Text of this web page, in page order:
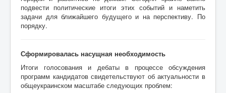
подвести политические итоги этих событий и наметить
задачи для ближайшего будущего и на перспективу. По
порядку.
Сформировалась насущная необходимость
Итоги голосования и дебаты в процессе обсуждения
программ кандидатов свидетельствуют об актуальности в
общеукраинском масштабе следующих проблем: